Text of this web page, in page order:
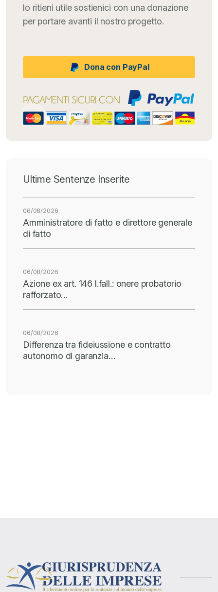
lo ritieni utile sostienici con una donazione
per portare avanti il nostro progetto.
Dona con PayPal
Ultime Sentenze Inserite
06/08/2026
Amministratore di fatto e direttore generale
di fatto
06/08/2026
Azione ex art. 146 l.fall.: onere probatorio
rafforzato…
06/08/2026
Differenza tra fideiussione e contratto
autonomo di garanzia…